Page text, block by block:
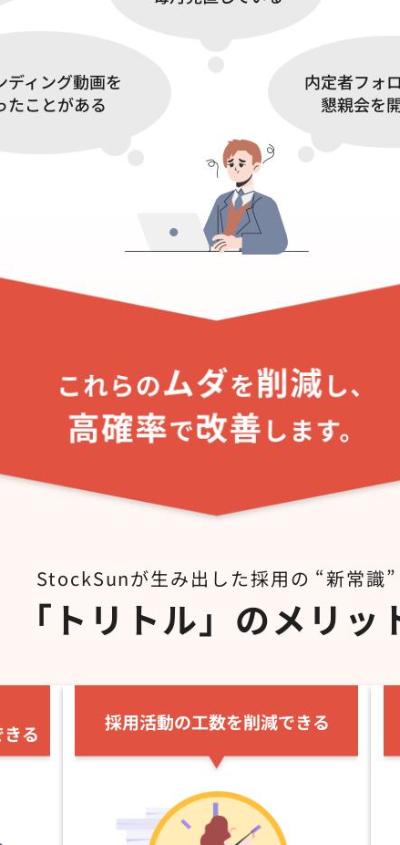
ディング動画を
たことがある
内定者フォ
懇親会を
StockSunが生み出した採用の “新常識”
「トリトル」のメリッ
る
採用活動の工数を削減できる